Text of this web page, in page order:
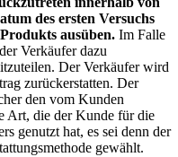
des ersten Versuchs
ausüben. Im Falle
Verkäufer dazu
Der Verkäufer wird
zurückerstatten. Der
den vom Kunden
Art, die der Kunde für die
genutzt hat, es sei denn der
gewählt.